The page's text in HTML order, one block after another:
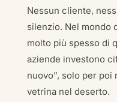
Nessun cliente,
silenzio. Nel mondo
molto più spesso di
aziende investono
nuovo”, solo per
vetrina nel deserto.